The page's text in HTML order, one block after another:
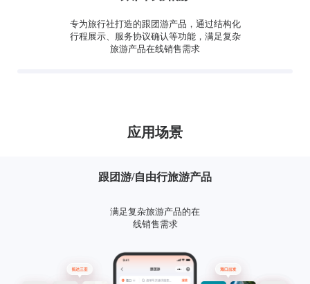
专为旅行社打造的跟团游产品，通过结构化
行程展示、服务协议确认等功能，满足复杂
旅游产品在线销售需求
应用场景
跟团游/自由行旅游产品
满足复杂旅游产品的在
线销售需求